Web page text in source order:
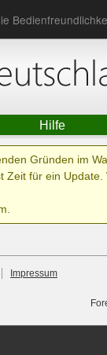
Hilfe
Gründen im
Zeit für ein
Impressum